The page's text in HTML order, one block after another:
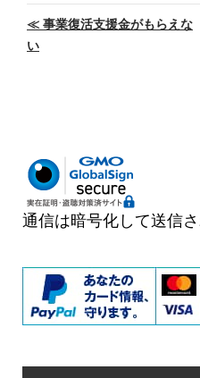
投
稿
ナ
ョ
ン
≪ 事業復活支援金がもらえな
い
通信は暗号化して送信